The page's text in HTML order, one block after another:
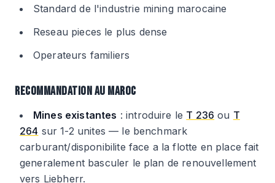
Standard de l'industrie mining marocaine
Reseau pieces le plus dense
Operateurs familiers
RECOMMANDATION AU MAROC
Mines existantes : introduire le T 236 ou T
264 sur 1-2 unites — le benchmark
carburant/disponibilite face a la flotte en place fait
generalement basculer le plan de renouvellement
vers Liebherr.